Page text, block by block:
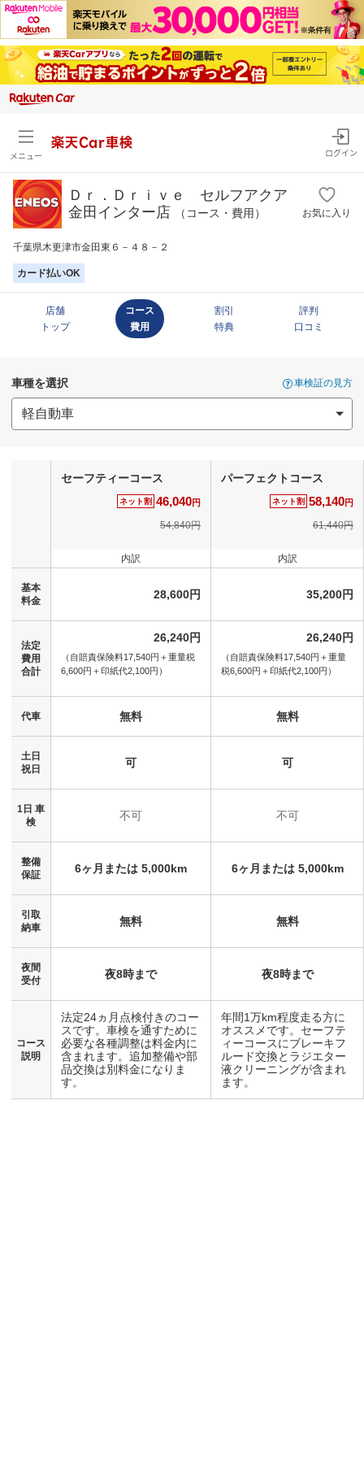
メニュー
楽天Car車検
ログイン
Ｄｒ．Ｄｒｉｖｅ セルフアクア
金田インター店
（コース・費用） お気に入り
千葉県木更津市金田東６－４８－２
カード払いOK
店舗
トップ
コース
費用
割引
特典
評判
口コミ
車種を選択 車検証の見方
セーフティーコース
ネット割 46,040円
54,840円
パーフェクトコース
ネット割 58,140円
61,440円
内訳 内訳
基本
料金
28,600円 35,200円
法定
費用
合計
26,240円
（自賠責保険料17,540円＋重量税
6,600円＋印紙代2,100円）
26,240円
（自賠責保険料17,540円＋重量
税6,600円＋印紙代2,100円）
代車 無料 無料
土日
祝日
可 可
1日 車
検
不可 不可
整備
保証
6ヶ月または 5,000km 6ヶ月または 5,000km
引取
納車
無料 無料
夜間
受付
夜8時まで 夜8時まで
コース
説明
法定24ヵ月点検付きのコー
スです。車検を通すために
必要な各種調整は料金内に
含まれます。追加整備や部
品交換は別料金になりま
す。
年間1万km程度走る方に
オススメです。セーフテ
ィーコースにブレーキフ
ルード交換とラジエター
液クリーニングが含まれ
ます。